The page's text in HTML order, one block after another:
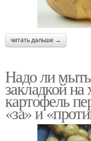
читать дальше →
Надо ли
закладкой
картофель
«за» и